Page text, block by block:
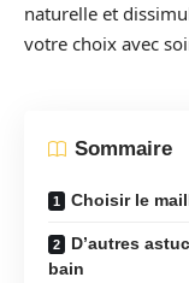
naturelle et
votre choix avec
Sommaire
Choisir le
D’autres
bain